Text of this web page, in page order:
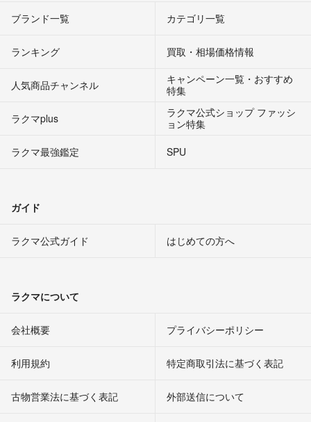
ブランド一覧 カテゴリ一覧
ランキング 買取・相場価格情報
人気商品チャンネル
キャンペーン一覧・おすすめ
特集
ラクマplus
ラクマ公式ショップ ファッシ
ョン特集
ラクマ最強鑑定
SPU
ガイド
ラクマ公式ガイド はじめての方へ
ラクマについて
会社概要 プライバシーポリシー
利用規約 特定商取引法に基づく表記
古物営業法に基づく表記 外部送信について